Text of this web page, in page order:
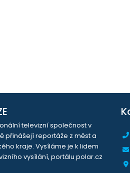
televizní společnost v
přinášejí reportáže z měst a
kraje. Vysíláme je k lidem
vysílání, portálu polar.cz